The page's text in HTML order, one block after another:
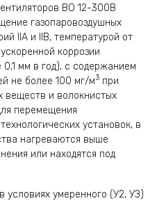
ВО 12-300В
газопаровоздушных
IIA и IIB, температурой от
коррозии
мм в год), с содержанием
не более 100 мг/м3 при
веществ и волокнистых
перемещения
установок, в
нагреваются выше
или находятся под
условиях умеренного (У2, УЗ)